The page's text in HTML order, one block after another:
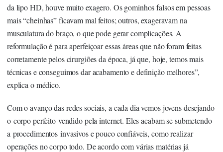
da lipo HD, houve muito exagero. Os gominhos falsos em pessoas
mais “cheinhas” ficavam mal feitos; outros, exageravam na
musculatura do braço, o que pode gerar complicações. A
reformulação é para aperfeiçoar essas áreas que não foram feitas
corretamente pelos cirurgiões da época, já que, hoje, temos mais
técnicas e conseguimos dar acabamento e definição melhores”,
explica o médico.
Com o avanço das redes sociais, a cada dia vemos jovens desejando
o corpo perfeito vendido pela internet. Eles acabam se submetendo
a procedimentos invasivos e pouco confiáveis, como realizar
operações no corpo todo. De acordo com várias matérias já